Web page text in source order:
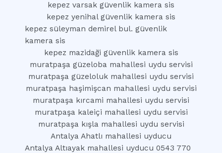
kepez varsak güvenlik kamera sis
kepez yenihal güvenlik kamera sis
kepez süleyman demirel bul. güvenlik
kamera sis
kepez mazidaği güvenlik kamera sis
muratpaşa güzeloba mahallesi uydu servisi
muratpaşa güzeloluk mahallesi uydu servisi
muratpaşa haşimişcan mahallesi uydu servisi
muratpaşa kırcami mahallesi uydu servisi
muratpaşa kaleiçi mahallesi uydu servisi
muratpaşa kışla mahallesi uydu servisi
Antalya Ahatlı mahallesi uyducu
Antalya Altıayak mahallesi uyducu 0543 770